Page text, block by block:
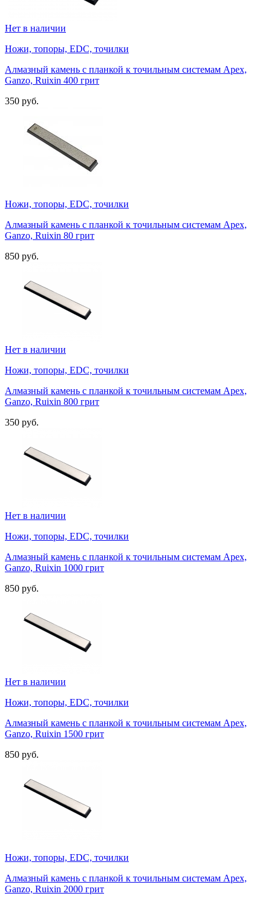
Нет в наличии
Ножи, топоры, EDC, точилки
Алмазный камень с планкой к точильным системам Apex,
Ganzo, Ruixin 400 грит
350 руб.
Ножи, топоры, EDC, точилки
Алмазный камень с планкой к точильным системам Apex,
Ganzo, Ruixin 80 грит
850 руб.
Нет в наличии
Ножи, топоры, EDC, точилки
Алмазный камень с планкой к точильным системам Apex,
Ganzo, Ruixin 800 грит
350 руб.
Нет в наличии
Ножи, топоры, EDC, точилки
Алмазный камень с планкой к точильным системам Apex,
Ganzo, Ruixin 1000 грит
850 руб.
Нет в наличии
Ножи, топоры, EDC, точилки
Алмазный камень с планкой к точильным системам Apex,
Ganzo, Ruixin 1500 грит
850 руб.
Ножи, топоры, EDC, точилки
Алмазный камень с планкой к точильным системам Apex,
Ganzo, Ruixin 2000 грит